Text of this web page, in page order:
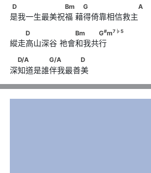
D　　　　　　　Bm　      　G　　　　
D Bm G A
是我一生最美祝福 藉得倚靠相信救主
D　　　　      　　Bm　　　G
D Bm G#m7 ♭5
縱走高山深谷 祂會和我共行
D/A　　　　G/A　　　　D
D/A G/A D
深知道是誰伴我最善美